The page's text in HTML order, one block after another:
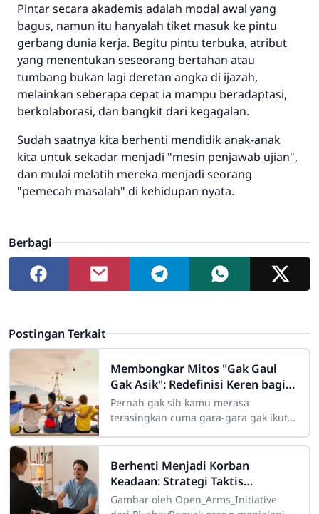
Pintar secara akademis adalah modal awal yang
bagus, namun itu hanyalah tiket masuk ke pintu
gerbang dunia kerja. Begitu pintu terbuka, atribut
yang menentukan seseorang bertahan atau
tumbang bukan lagi deretan angka di ijazah,
melainkan seberapa cepat ia mampu beradaptasi,
berkolaborasi, dan bangkit dari kegagalan.
Sudah saatnya kita berhenti mendidik anak-anak
kita untuk sekadar menjadi "mesin penjawab ujian",
dan mulai melatih mereka menjadi seorang
"pemecah masalah" di kehidupan nyata.
Berbagi
Postingan Terkait
Membongkar Mitos "Gak Gaul
Gak Asik": Redefinisi Keren bagi
Remaja Modern
Pernah gak sih kamu merasa
terasingkan cuma gara-gara gak ikut
kemarin? Atau merasa "kurang keren"
Berhenti Menjadi Korban
Keadaan: Strategi Taktis
Menghapus Sifat Buruk untuk
Gambar oleh Open_Arms_Initiative